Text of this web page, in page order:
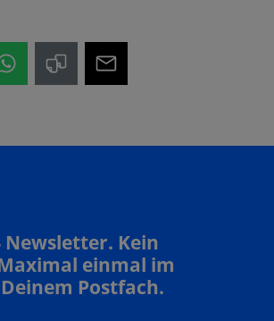
Newsletter. Kein
einmal im
Postfach.